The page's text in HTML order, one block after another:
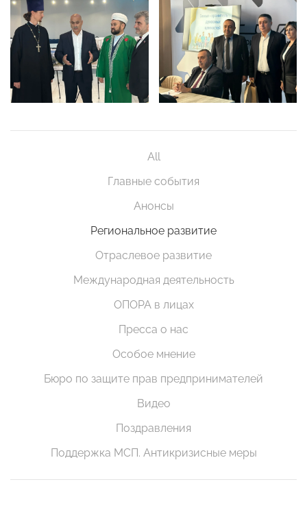
All
Главные события
Анонсы
Региональное развитие
Отраслевое развитие
Международная деятельность
ОПОРА в лицах
Пресса о нас
Особое мнение
Бюро по защите прав предпринимателей
Видео
Поздравления
Поддержка МСП. Антикризисные меры